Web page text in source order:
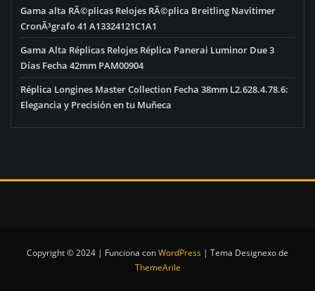
Gama alta RÃ©plicas Relojes RÃ©plica Breitling Navitimer
CronÃ³grafo 41 A13324121C1A1
Gama Alta Réplicas Relojes Réplica Panerai Luminor Due 3
Días Fecha 42mm PAM00904
Réplica Longines Master Collection Fecha 38mm L2.628.4.78.6:
Elegancia y Precisión en tu Muñeca
Copyright © 2024 | Funciona conWordPress | Tema Designexo de
ThemeArile